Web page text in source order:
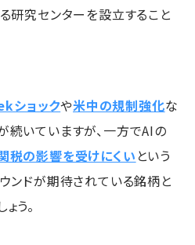
研究センターを設立すること
ショックや米中の規制強化な
続いていますが、一方でAIの
税の影響を受けにくい という
ンドが期待されている銘柄と
う。